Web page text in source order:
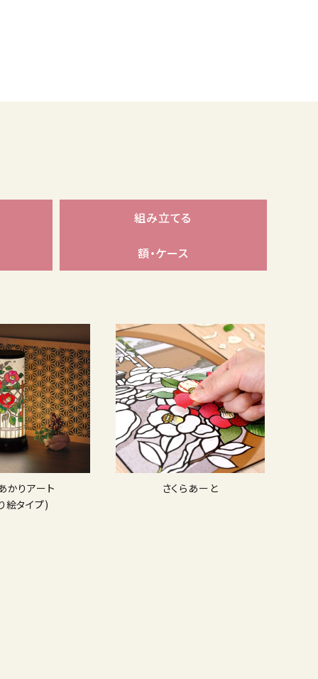
組み立てる
額・ケース
かりアート
絵タイプ)
さくらあーと